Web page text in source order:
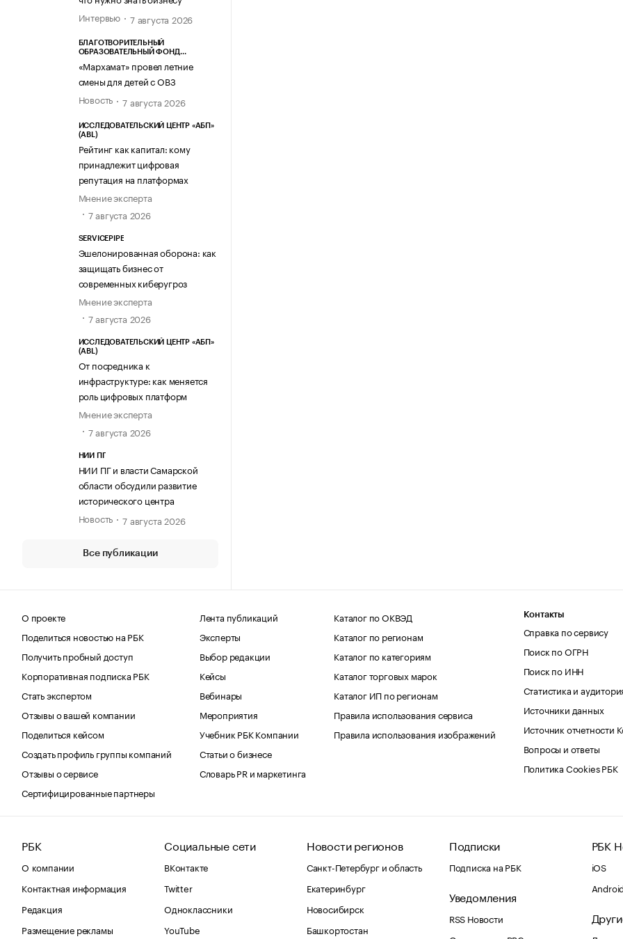
Интервью
7 августа 2026
БЛАГОТВОРИТЕЛЬНЫЙ
ОБРАЗОВАТЕЛЬНЫЙ ФОНД
«Мархамат» провел летние
смены для детей с ОВЗ
Новость
7 августа 2026
ИССЛЕДОВАТЕЛЬСКИЙ ЦЕНТР «АБП»
(ABL)
Рейтинг как капитал: кому
принадлежит цифровая
репутация на платформах
Мнение эксперта
7 августа 2026
SERVICEPIPE
Эшелонированная оборона: как
защищать бизнес от
современных киберугроз
Мнение эксперта
7 августа 2026
ИССЛЕДОВАТЕЛЬСКИЙ ЦЕНТР «АБП»
(ABL)
От посредника к
инфраструктуре: как меняется
роль цифровых платформ
Мнение эксперта
7 августа 2026
НИИ ПГ
НИИ ПГ и власти Самарской
области обсудили развитие
исторического центра
Новость
7 августа 2026
Все публикации
О проекте
Поделиться новостью на РБК
Получить пробный доступ
Корпоративная подписка РБК
Стать экспертом
Отзывы о вашей компании
Поделиться кейсом
Создать профиль группы компаний
Отзывы о сервисе
Сертифицированные партнеры
Лента публикаций
Эксперты
Выбор редакции
Кейсы
Вебинары
Мероприятия
Учебник РБК Компании
Статьи о бизнесе
Словарь PR и маркетинга
Каталог по ОКВЭД
Каталог по регионам
Каталог по категориям
Каталог торговых марок
Каталог ИП по регионам
Правила использования сервиса
Правила использования изображений
Контакты
Справка по сервису
Поиск по ОГРН
Поиск по ИНН
Статистика и
Источники данных
Источник отчетности
Вопросы и ответы
Политика Cookies РБК
РБК
О компании
Контактная информация
Редакция
Размещение рекламы
Социальные сети
ВКонтакте
Twitter
Одноклассники
YouTube
Новости регионов
Санкт-Петербург и область
Екатеринбург
Новосибирск
Башкортостан
Подписки
Подписка на РБК
Уведомления
RSS Новости
РБК
iOS